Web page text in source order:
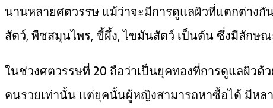
นานหลายศตวรรษ แม้ว่าจะมีการดูแลผิวที่แตกต่าง
สัตว์, พืชสมุนไพร, ขี้ผึ้ง, ไขมันสัตว์ เป็นต้น ซึ่งมีลักษ
ในช่วงศตวรรษที่ 20 ถือว่าเป็นยุคทองที่การดูแลผิว
คนรวยเท่านั้น แต่ยุคนั้นผู้หญิงสามารถหาซื้อได้ มีหล